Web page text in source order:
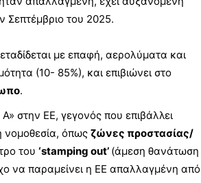
Σεπτέμβριο του 2025.
με επαφή, αερολύματα και
(10- 85%), και επιβιώνει στο
.
στην ΕΕ, γεγονός που επιβάλλει
όπως ζώνες προστασίας/
του ‘stamping out’ (άμεση θανάτωση
να παραμείνει η ΕΕ απαλλαγμένη από